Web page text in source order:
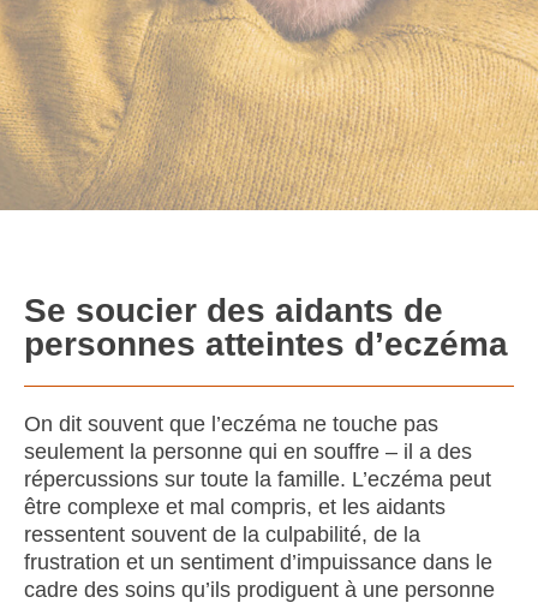
Se soucier des aidants de
personnes atteintes d’eczéma
On dit souvent que l’eczéma ne touche pas
seulement la personne qui en souffre – il a des
répercussions sur toute la famille. L’eczéma peut
être complexe et mal compris, et les aidants
ressentent souvent de la culpabilité, de la
frustration et un sentiment d’impuissance dans le
cadre des soins qu’ils prodiguent à une personne